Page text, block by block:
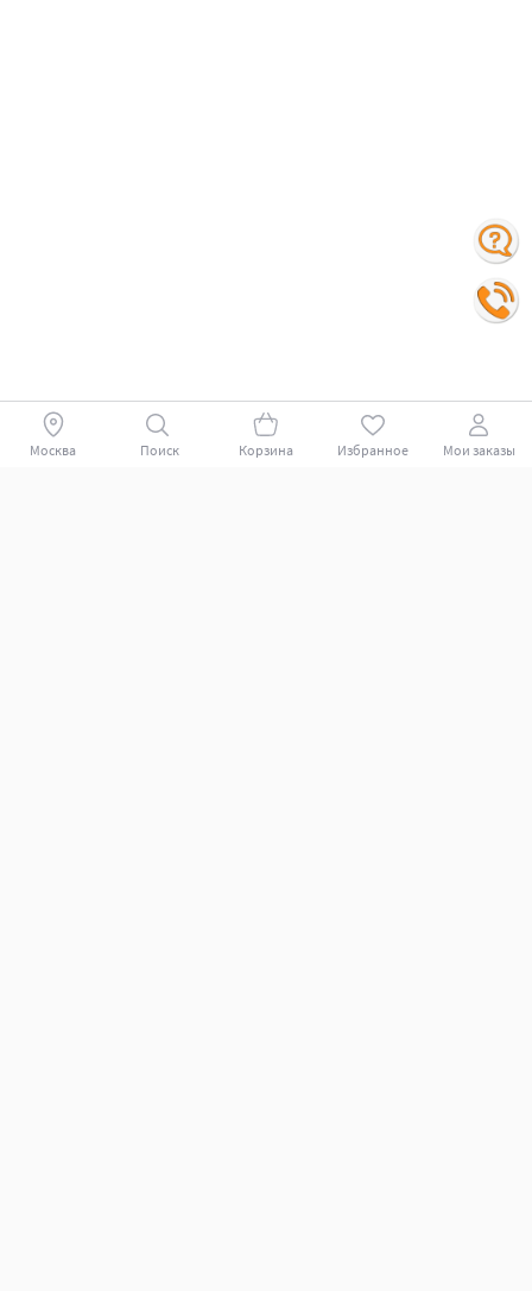
Москва Поиск Корзина Избранное Мои заказы